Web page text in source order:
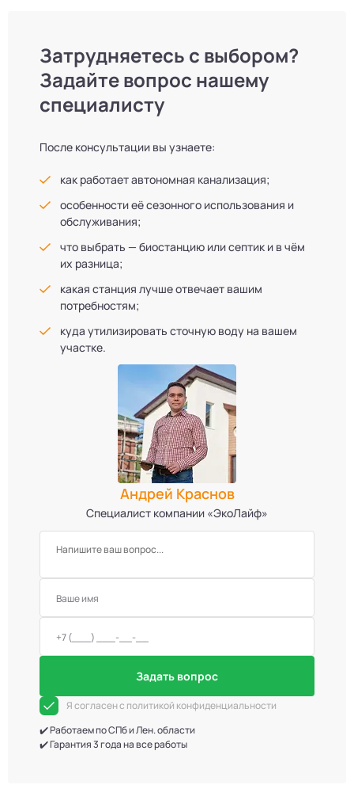
Затрудняетесь с выбором?
Задайте вопрос нашему
специалисту
После консультации вы узнаете:
как работает автономная канализация;
особенности её сезонного использования и
обслуживания;
что выбрать — биостанцию или септик и в чём
их разница;
какая станция лучше отвечает вашим
потребностям;
куда утилизировать сточную воду на вашем
участке.
Андрей Краснов
Специалист компании «ЭкоЛайф»
Задать вопрос
Я согласен с политикой конфиденциальности
✔️ Работаем по СПб и Лен. области
✔️ Гарантия 3 года на все работы